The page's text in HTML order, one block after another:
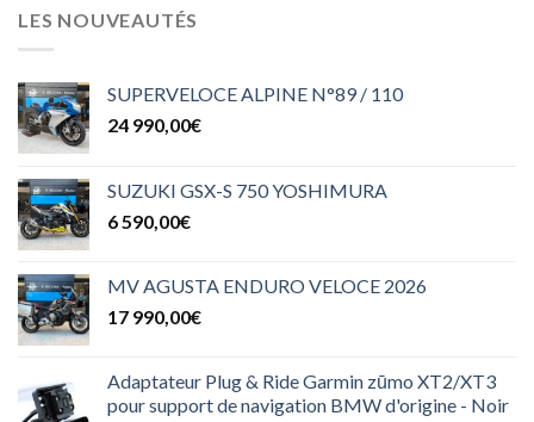
LES NOUVEAUTÉS
SUPERVELOCE ALPINE N°89 / 110
24 990,00€
SUZUKI GSX-S 750 YOSHIMURA
6 590,00€
MV AGUSTA ENDURO VELOCE 2026
17 990,00€
Adaptateur Plug & Ride Garmin zūmo XT2/XT3
pour support de navigation BMW d'origine - Noir